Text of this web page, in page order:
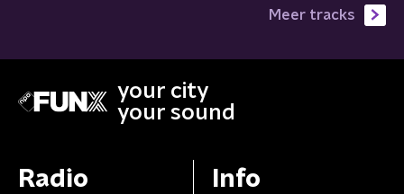
Meer tracks
your city
your sound
Radio Info